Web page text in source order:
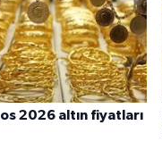
2026 altın fiyatları